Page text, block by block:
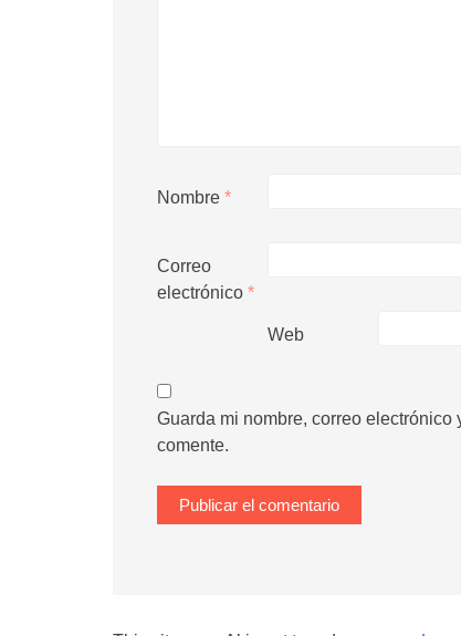
Nombre *
Correo
electrónico *
Web
Guarda mi nombre, correo
comente.